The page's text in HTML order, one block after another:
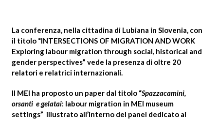
La conferenza, nella cittadina di Lubiana in Slovenia, con
il titolo “INTERSECTIONS OF MIGRATION AND WORK
Exploring labour migration through social, historical and
gender perspectives” vede la presenza di oltre 20
relatori e relatrici internazionali.
Il MEI ha proposto un paper dal titolo “Spazzacamini,
orsanti e gelatai: labour migration in MEI museum
settings” illustrato all’interno del panel dedicato ai